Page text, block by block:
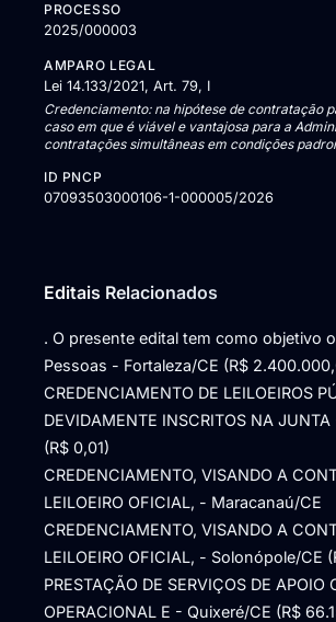
PROCESSO
2025/000003
AMPARO LEGAL
Lei 14.133/2021, Art. 79, I
Credenciamento: na hipótese de contratação
caso em que é viável e vantajosa para a
contratações simultâneas em condições
ID PNCP
07093503000106-1-000005/2026
Editais Relacionados
. O presente edital tem como objetivo
Pessoas - Fortaleza/CE (R$
CREDENCIAMENTO DE LEILOEIROS
DEVIDAMENTE INSCRITOS NA
(R$ 0,01)
CREDENCIAMENTO, VISANDO A
LEILOEIRO OFICIAL, - Maracanaú/CE
CREDENCIAMENTO, VISANDO A
LEILOEIRO OFICIAL, - Solonópole/CE
PRESTAÇÃO DE SERVIÇOS DE APOIO
OPERACIONAL E - Quixeré/CE (R$